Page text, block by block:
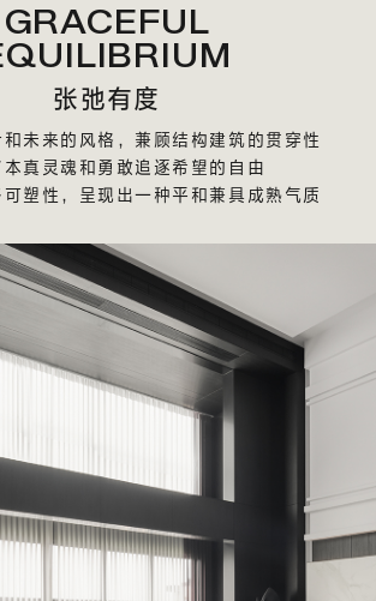
GRACEFUL
张弛有度
未来的风格，兼顾结构建筑的贯穿性
本真灵魂和勇敢追逐希望的自由
塑性，呈现出一种平和兼具成熟气质